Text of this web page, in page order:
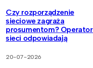
Czy rozporządzenie
sieciowe zagraża
prosumentom?
sieci odpowiadają
20-07-2026